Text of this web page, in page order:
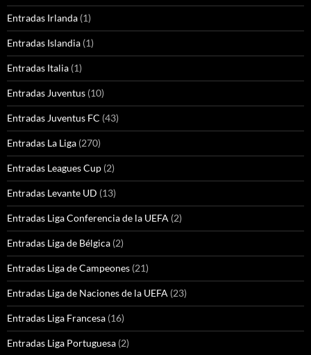
Entradas Irlanda (1)
Entradas Islandia (1)
Entradas Italia (1)
Entradas Juventus (10)
Entradas Juventus FC (43)
Entradas La Liga (270)
Entradas Leagues Cup (2)
Entradas Levante UD (13)
Entradas Liga Conferencia de la UEFA (2)
Entradas Liga de Bélgica (2)
Entradas Liga de Campeones (21)
Entradas Liga de Naciones de la UEFA (23)
Entradas Liga Francesa (16)
Entradas Liga Portuguesa (2)